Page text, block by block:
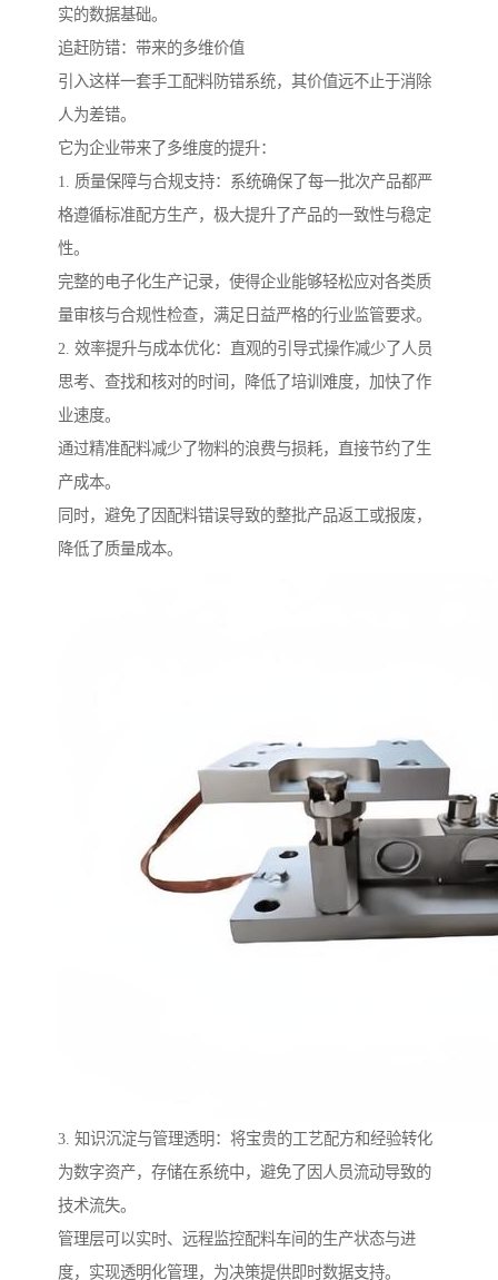
实的数据基础。
追赶防错：带来的多维价值
引入这样一套手工配料防错系统，其价值远不止于消除
人为差错。
它为企业带来了多维度的提升：
1. 质量保障与合规支持：系统确保了每一批次产品都严
格遵循标准配方生产，极大提升了产品的一致性与稳定
性。
完整的电子化生产记录，使得企业能够轻松应对各类质
量审核与合规性检查，满足日益严格的行业监管要求。
2. 效率提升与成本优化：直观的引导式操作减少了人员
思考、查找和核对的时间，降低了培训难度，加快了作
业速度。
通过精准配料减少了物料的浪费与损耗，直接节约了生
产成本。
同时，避免了因配料错误导致的整批产品返工或报废，
降低了质量成本。
3. 知识沉淀与管理透明：将宝贵的工艺配方和经验转化
为数字资产，存储在系统中，避免了因人员流动导致的
技术流失。
管理层可以实时、远程监控配料车间的生产状态与进
度，实现透明化管理，为决策提供即时数据支持。